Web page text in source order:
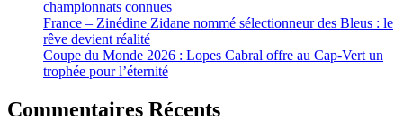
championnats connues
France – Zinédine Zidane nommé sélectionneur des Bleus : le
rêve devient réalité
Coupe du Monde 2026 : Lopes Cabral offre au Cap-Vert un
trophée pour l’éternité
Commentaires Récents